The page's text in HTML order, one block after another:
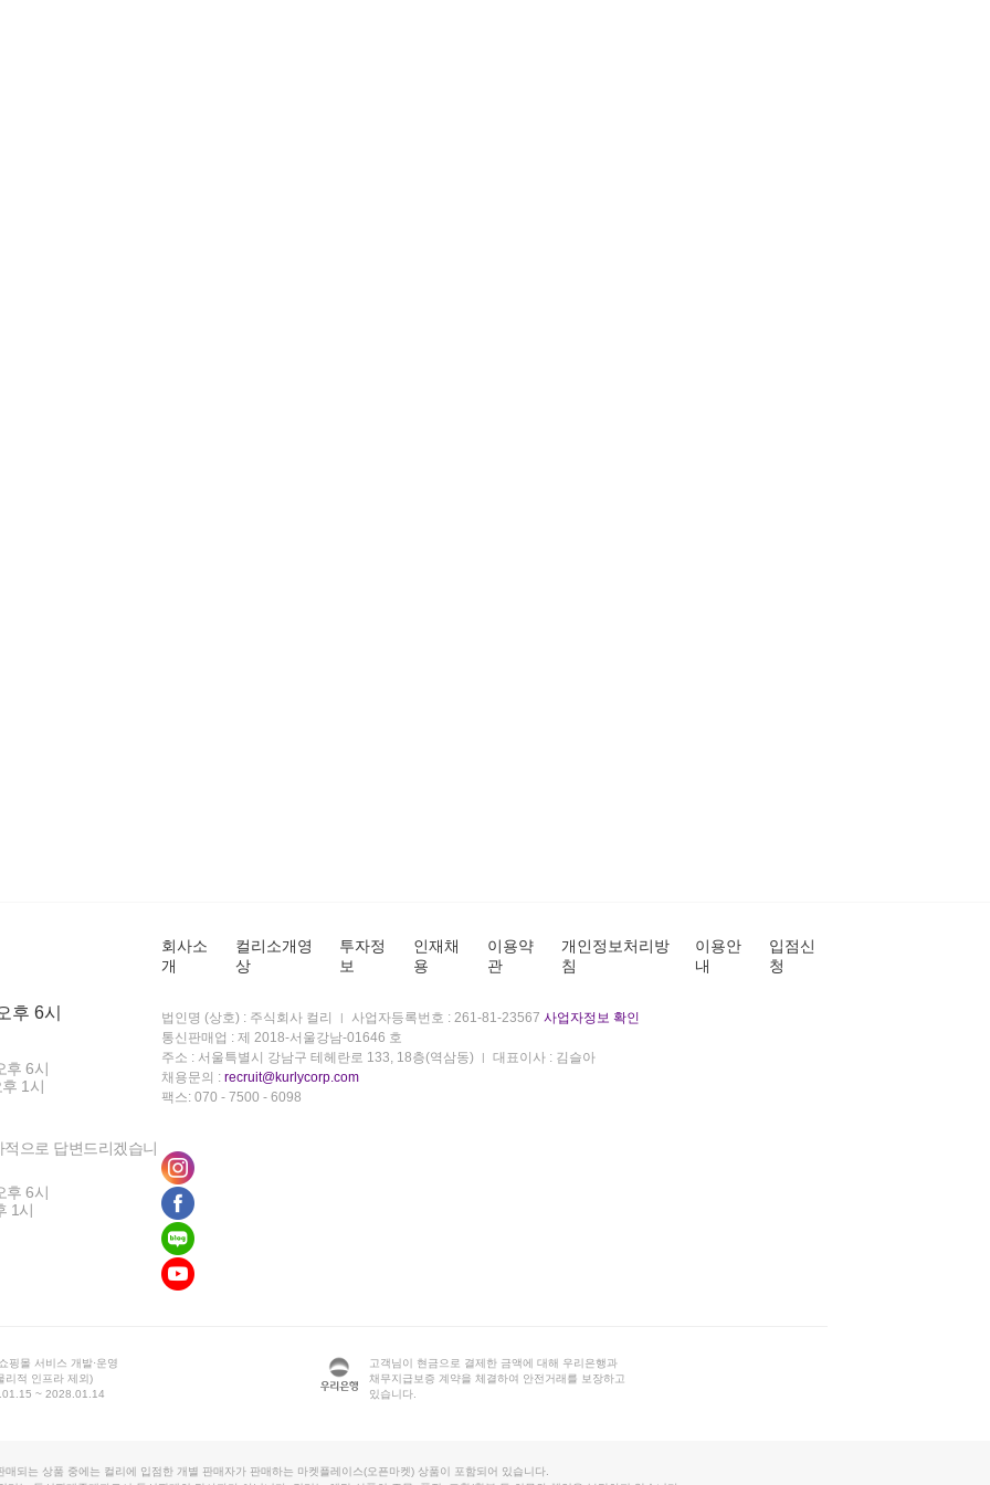
후 6시
후 6시
1시
으로 답변드리겠습니
후 6시
1시
회사소
개
컬리소개영
상
투자정
보
인재채
용
이용약
관
개인정보처리방
침
이용안
내
입점신
청
법인명 (상호) : 주식회사 컬리 사업자등록번호 : 261-81-23567 사업자정보 확인
통신판매업 : 제 2018-서울강남-01646 호
주소 : 서울특별시 강남구 테헤란로 133, 18층(역삼동)
대표이사 : 김슬아
채용문의 : recruit@kurlycorp.com
팩스: 070 - 7500 - 6098
핑몰 서비스 개발·운영
리적 인프라 제외)
~ 2028.01.14
고객님이 현금으로 결제한 금액에 대해 우리은행과
채무지급보증 계약을 체결하여 안전거래를 보장하고
있습니다.
매되는 상품 중에는 컬리에 입점한 개별 판매자가 판매하는 마켓플레이스(오픈마켓) 상품이 포함되어 있습니다.